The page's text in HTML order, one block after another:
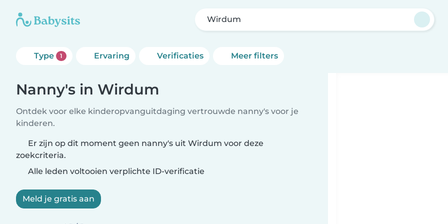
Wirdum
Type 1 Ervaring Verificaties Meer filters
Nanny's in Wirdum
Ontdek voor elke kinderopvanguitdaging vertrouwde nanny's voor je
kinderen.
Er zijn op dit moment geen nanny's uit Wirdum voor deze
zoekcriteria.
Alle leden voltooien verplichte ID-verificatie
Meld je gratis aan